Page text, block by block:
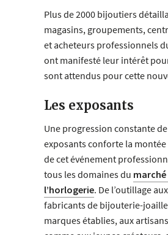
Plus de 2000 bijoutiers
magasins, groupements,
et acheteurs professionnels
ont manifesté leur intérêt
sont attendus pour cette
Les exposants
Une progression constante
exposants conforte la
de cet événement
tous les domaines du
l’horlogerie. De l’outillage
fabricants de bijouterie-
marques établies, aux